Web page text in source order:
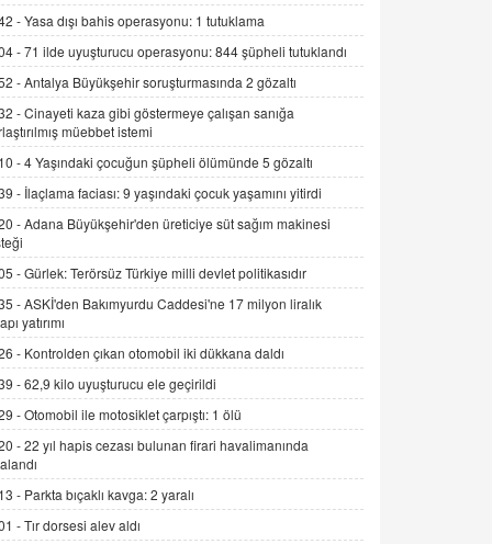
SEHER EREK
Kış Ayları Geldi, Hangi Önlemler
Alınmalı?
9.12.2025 10:11
İNCİ GÜL AKÖL
Trump Keşke Adana'yı da Ziyaret Etse...
06.07.2026 13:00
ADEM AKÖL
Esed Destekçilerinin Yüzüne Vurulan
Şamar: Sednaya
11.12.2024 12:30
DR. EKREM ASLAN
Gerçek Ne, Algı Ne? "Beraber
Yürüyoruz" Cümlesinin Peşinden
19.07.2025 12:45
GÖNÜL MENEKŞE
Şifacının Yolu
04.11.2025 12:56
-Yasa dışı bahis operasyonu: 1 tutuklama
-71 ilde uyuşturucu operasyonu: 844 şüpheli tutuklandı
-Antalya Büyükşehir soruşturmasında 2 gözaltı
-Cinayeti kaza gibi göstermeye çalışan sanığa
müebbet istemi
-4 Yaşındaki çocuğun şüpheli ölümünde 5 gözaltı
- İlaçlama faciası: 9 yaşındaki çocuk yaşamını yitirdi
-Adana Büyükşehir'den üreticiye süt sağım makinesi
-Gürlek: Terörsüz Türkiye milli devlet politikasıdır
-ASKİ'den Bakımyurdu Caddesi'ne 17 milyon liralık
yatırımı
- Kontrolden çıkan otomobil iki dükkana daldı
-62,9 kilo uyuşturucu ele geçirildi
-Otomobil ile motosiklet çarpıştı: 1 ölü
-22 yıl hapis cezası bulunan firari havalimanında
- Parkta bıçaklı kavga: 2 yaralı
-Tır dorsesi alev aldı